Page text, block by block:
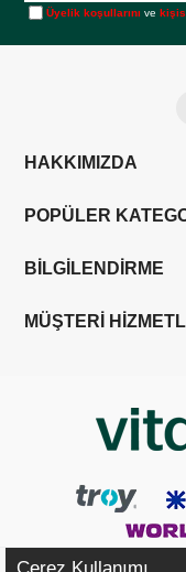
Üyelik koşullarını ve
HAKKIMIZDA
POPÜLER
BİLGİLENDİRME
MÜŞTERİ